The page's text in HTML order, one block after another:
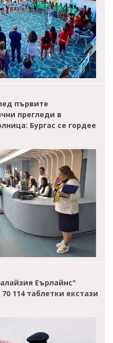
първите
прегледи в
Бургас се гордее
Еърлайнс"
114 таблетки екстази